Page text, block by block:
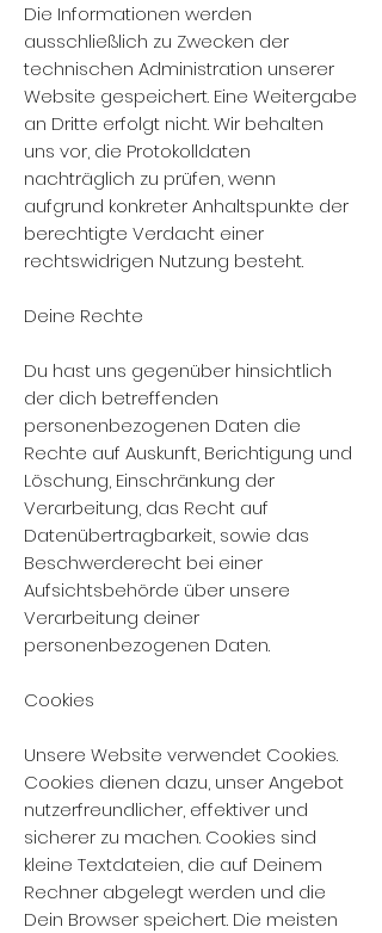
Die Informationen werden
ausschließlich zu Zwecken der
technischen Administration unserer
Website gespeichert. Eine Weitergabe
an Dritte erfolgt nicht. Wir behalten
uns vor, die Protokolldaten
nachträglich zu prüfen, wenn
aufgrund konkreter Anhaltspunkte der
berechtigte Verdacht einer
rechtswidrigen Nutzung besteht.
Deine Rechte
Du hast uns gegenüber hinsichtlich
der dich betreffenden
personenbezogenen Daten die
Rechte auf Auskunft, Berichtigung und
Löschung, Einschränkung der
Verarbeitung, das Recht auf
Datenübertragbarkeit, sowie das
Beschwerderecht bei einer
Aufsichtsbehörde über unsere
Verarbeitung deiner
personenbezogenen Daten.
Cookies
Unsere Website verwendet Cookies.
Cookies dienen dazu, unser Angebot
nutzerfreundlicher, effektiver und
sicherer zu machen. Cookies sind
kleine Textdateien, die auf Deinem
Rechner abgelegt werden und die
Dein Browser speichert. Die meisten